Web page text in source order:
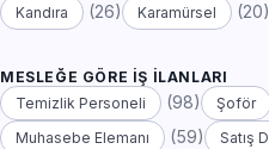
Kandıra (26) Karamürsel (20)
MESLEĞE GÖRE İŞ İLANLARI
Temizlik Personeli
(98) Şoför
Muhasebe Elemanı (59) Satış